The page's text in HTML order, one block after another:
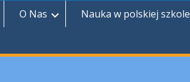
O Nas Nauka w polskiej szkole